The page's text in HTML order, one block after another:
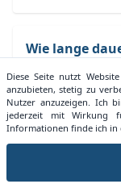
Wie lange
Die
aktuellen
3,32 Monate.
Diese Seite nutzt
anzubieten, stetig zu
Nutzer anzuzeigen. Ich
jederzeit mit Wirkung
Informationen finde ich in